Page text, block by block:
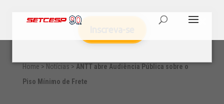
Home > Notícias > ANTT abre Audiência Pública sobre o
Piso Mínimo de Frete